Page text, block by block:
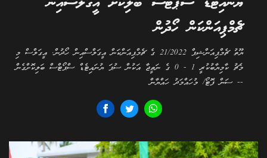
ޗެމްޕިއަންކަން ހޯދުން
ޔޫތު ޗެމްޕިއަންޝިޕް 21/2022 ގެ ޗެމްޕިއަންކަން އީގަލްސްއިން ހޯދުން. އީގަލްސް މި
މެޗު ކާމިޔާބުކުރީ 1 - 0 ގެ ނަތީޖާ އަކުން ސުޕަ ޔުނައިޓެޑް ސްޕޯޓްސް ބަލިކޮށްގެން
-- ސަން ފޮޓޯ/ މުހައްމަދު ހައްޔާން